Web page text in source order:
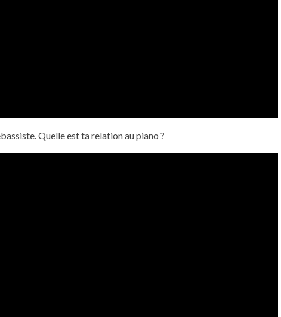
Quelle est ta relation au piano ?